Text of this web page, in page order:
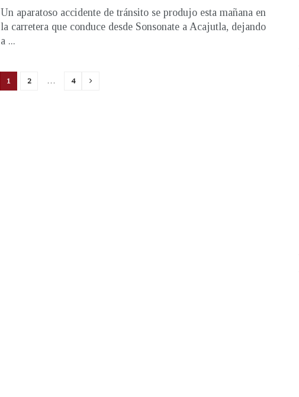
Un aparatoso accidente de tránsito se produjo esta mañana en
la carretera que conduce desde Sonsonate a Acajutla, dejando
a ...
1 2 … 4